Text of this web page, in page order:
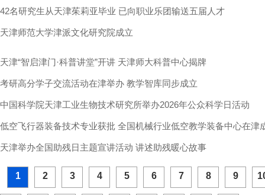
42名研究生从天津茱莉亚毕业 已向职业乐团输送五届人才
天津师范大学津派文化研究院成立
天津“智启津门·科普讲堂”开讲 天津师大科普中心揭牌
考研高分学子交流活动在津举办 教学智库同步成立
中国科学院天津工业生物技术研究所举办2026年公众科学日活动
低空飞行器装备技术专业获批 全国机械行业低空教学装备中心在津
天津举办全国助残日主题宣讲活动 讲述助残暖心故事
1 2 3 4 5 6 7 8 9